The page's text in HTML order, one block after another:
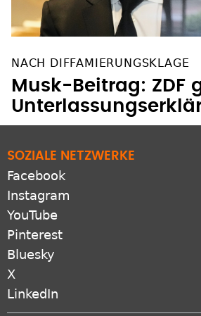
NACH DIFFAMIERUNGSKLAGE
Musk-Beitrag: ZDF
SOZIALE NETZWERKE
Facebook
Instagram
YouTube
Pinterest
Bluesky
X